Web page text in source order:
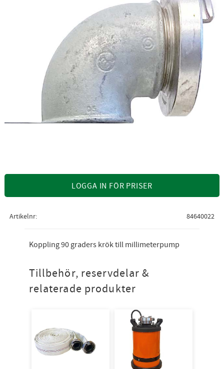
LOGGA IN FÖR PRISER
Artikelnr 84640022
Koppling 90 graders krök till millimeterpump
Tillbehör, reservdelar &
relaterade produkter